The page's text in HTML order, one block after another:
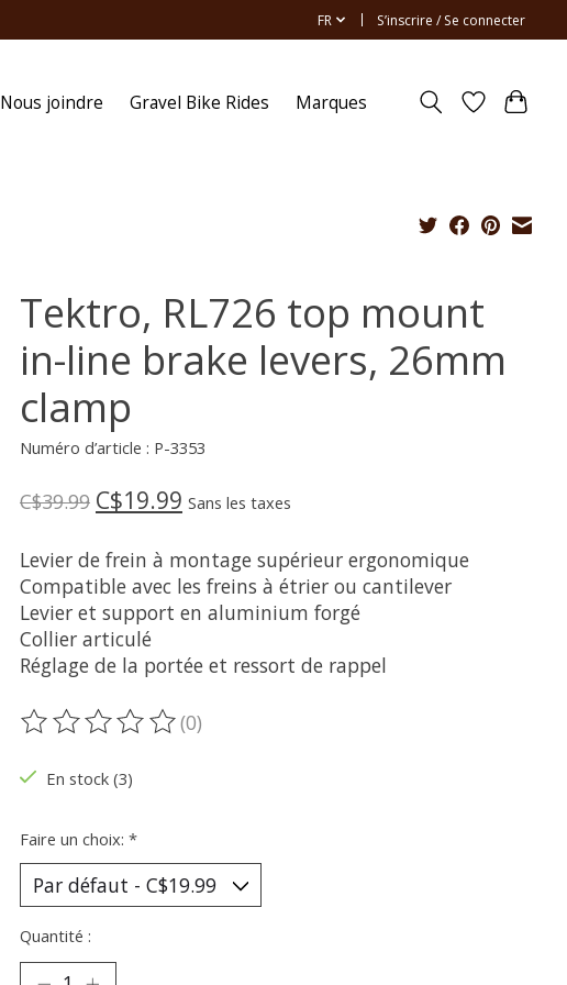
FR S’inscrire / Se connecter
Nous joindre Gravel Bike Rides Marques
Tektro, RL726 top mount
in-line brake levers, 26mm
clamp
Numéro d’article : P-3353
C$39.99 C$19.99 Sans les taxes
Levier de frein à montage supérieur ergonomique
Compatible avec les freins à étrier ou cantilever
Levier et support en aluminium forgé
Collier articulé
Réglage de la portée et ressort de rappel
Ce produit est évalué à
(0)
En stock (3)
Faire un choix: *
Quantité :